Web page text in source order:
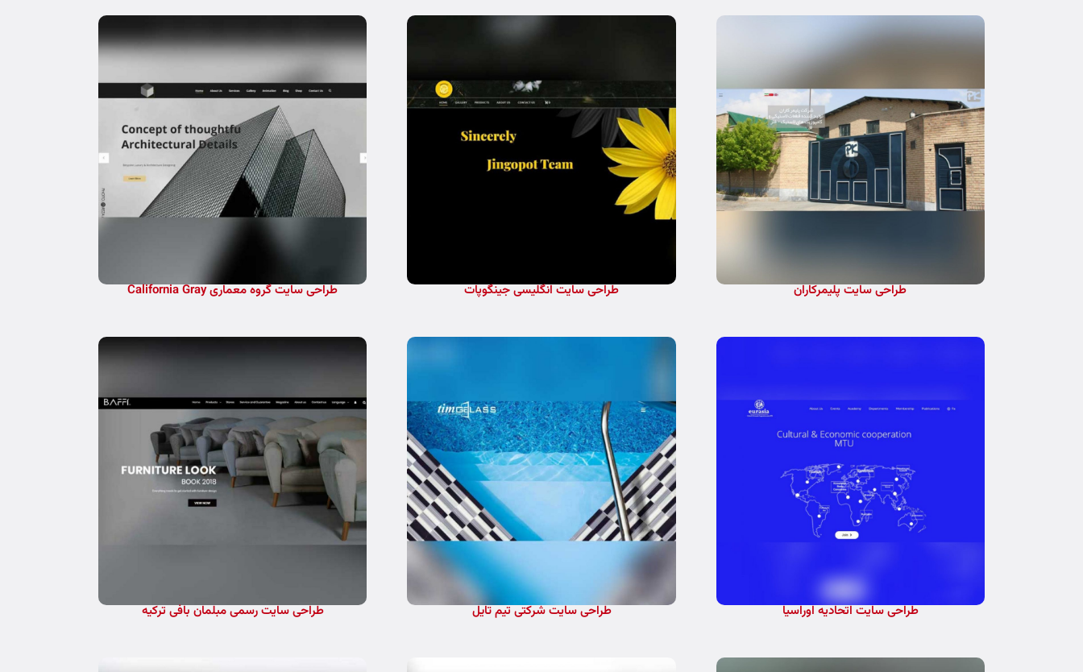
طراحی سایت پلیمرکاران طراحی سایت انگلیسی جینگوپات طراحی سایت گروه معماری California Gray
طراحی سایت اتحادیه اوراسیا طراحی سایت شرکتی تیم تایل طراحی سایت رسمی مبلمان بافی ترکیه